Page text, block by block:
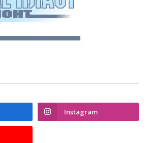
Instagram